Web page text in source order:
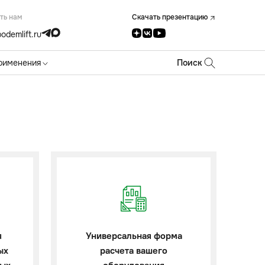
нам Скачать презентацию
Поиск
Универсальная форма
расчета вашего